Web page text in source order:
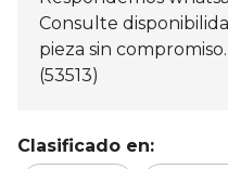
Consulte
pieza sin
(53513)
Clasificado en: